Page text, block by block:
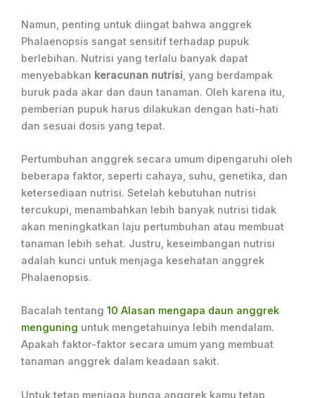
Namun, penting untuk diingat bahwa anggrek
Phalaenopsis sangat sensitif terhadap pupuk
berlebihan. Nutrisi yang terlalu banyak dapat
menyebabkan keracunan nutrisi , yang berdampak
buruk pada akar dan daun tanaman. Oleh karena itu,
pemberian pupuk harus dilakukan dengan hati-hati
dan sesuai dosis yang tepat.
Pertumbuhan anggrek secara umum dipengaruhi oleh
beberapa faktor, seperti cahaya, suhu, genetika, dan
ketersediaan nutrisi. Setelah kebutuhan nutrisi
tercukupi, menambahkan lebih banyak nutrisi tidak
akan meningkatkan laju pertumbuhan atau membuat
tanaman lebih sehat. Justru, keseimbangan nutrisi
adalah kunci untuk menjaga kesehatan anggrek
Phalaenopsis.
Bacalah tentang 10 Alasan mengapa daun anggrek
menguning untuk mengetahuinya lebih mendalam.
Apakah faktor-faktor secara umum yang membuat
tanaman anggrek dalam keadaan sakit.
Untuk tetap menjaga bunga anggrek kamu tetap